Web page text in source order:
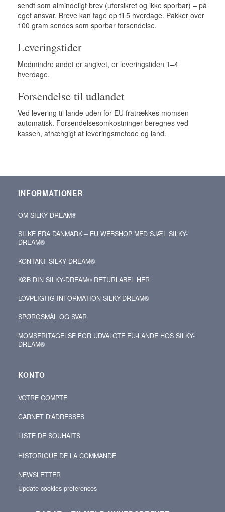
sendt som almindeligt brev (uforsikret og ikke sporbar) – på
eget ansvar. Breve kan tage op til 5 hverdage. Pakker over
100 gram sendes som sporbar forsendelse.
Leveringstider
Medmindre andet er angivet, er leveringstiden 1–4
hverdage.
Forsendelse til udlandet
Ved levering til lande uden for EU fratrækkes momsen
automatisk. Forsendelsesomkostninger beregnes ved
kassen, afhængigt af leveringsmetode og land.
INFORMATIONER
OM SILKY‑DREAM®
SILKE FRA DANMARK – EU WEBSHOP MED SJÆL SILKY-
DREAM®
KONTAKT SILKY‑DREAM®
KØB DIN SILKY‑DREAM® RETURLABEL HER
LOVPLIGTIG INFORMATION SILKY-DREAM®
SPØRGSMÅL OG SVAR
MOMSFRITAGELSE FOR UDVALGTE EU-LANDE HOS SILKY-
DREAM®
KONTO
VOTRE COMPTE
CARNET D'ADRESSES
LISTE DE SOUHAITS
HISTORIQUE DE LA COMMANDE
NEWSLETTER
Update cookies preferences